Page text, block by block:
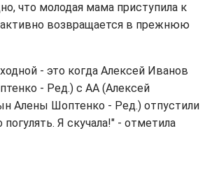
что молодая мама приступила к
возвращается в прежнюю
- это когда Алексей Иванов
- Ред.) с АА (Алексей
Алены Шоптенко - Ред.) отпустили
Я скучала!" - отметила